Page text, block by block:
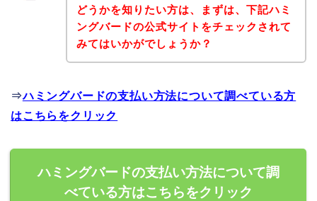
どうかを知りたい方は、まずは、下記ハミ
ングバードの公式サイトをチェックされて
みてはいかがでしょうか？
⇒ハミングバードの支払い方法について調べている方
はこちらをクリック
ハミングバードの支払い方法について調
べている方はこちらをクリック